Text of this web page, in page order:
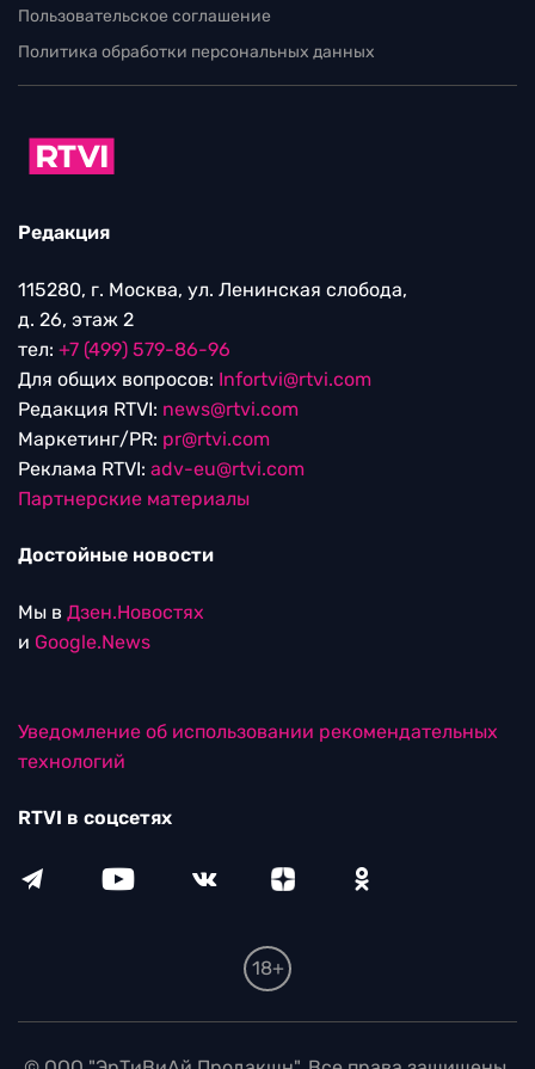
Пользовательское соглашение
Политика обработки персональных данных
Редакция
115280, г. Москва, ул. Ленинская слобода,
д. 26, этаж 2
тел: +7 (499) 579-86-96
Для общих вопросов: Infortvi@rtvi.com
Редакция RTVI: news@rtvi.com
Маркетинг/PR: pr@rtvi.com
Реклама RTVI: adv-eu@rtvi.com
Партнерские материалы
Достойные новости
Мы в Дзен.Новостях
и Google.News
Уведомление об использовании рекомендательных
технологий
RTVI в соцсетях
18+